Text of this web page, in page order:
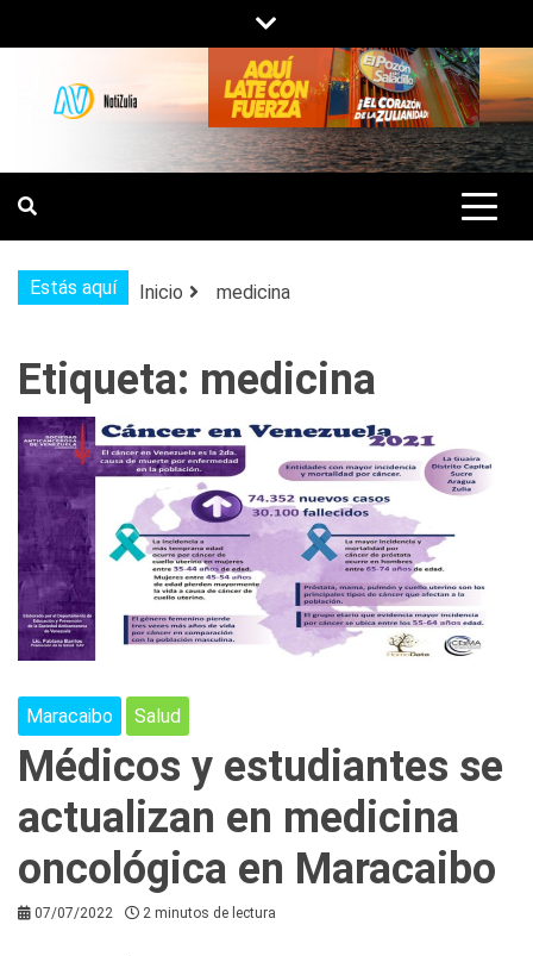
al
contenido
NOTIZULIA
NOTICIAS DEL ZULIA, VENEZUELA Y
DE INTERÉS GENERAL.
Estás aquí Inicio medicina
Etiqueta: medicina
Maracaibo Salud
Médicos y estudiantes se
actualizan en medicina
oncológica en Maracaibo
07/07/2022 2 minutos de lectura